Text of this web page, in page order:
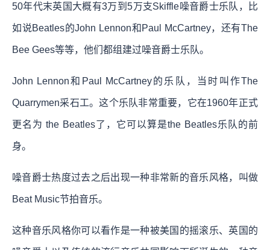
50年代末英国大概有3万到5万支Skiffle噪音爵士乐队，比
如说Beatles的John Lennon和Paul McCartney，还有The
Bee Gees等等，他们都组建过噪音爵士乐队。
John Lennon和Paul McCartney的乐队，当时叫作The
Quarrymen采石工。这个乐队非常重要，它在1960年正式
更名为 the Beatles了，它可以算是the Beatles乐队的前
身。
噪音爵士热度过去之后出现一种非常新的音乐风格，叫做
Beat Music节拍音乐。
这种音乐风格你可以看作是一种被美国的摇滚乐、英国的